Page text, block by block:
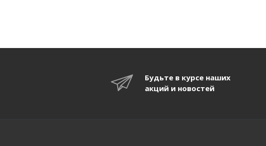
Будьте в курсе наших
акций и новостей